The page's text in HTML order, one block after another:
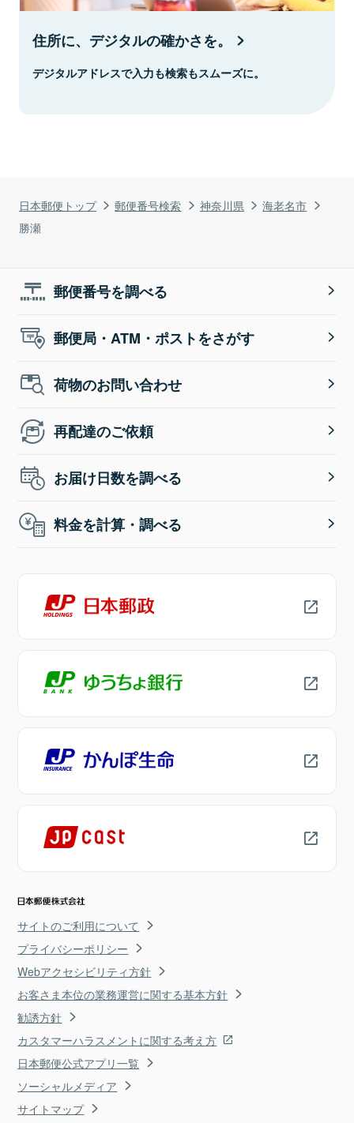
日本郵便トップ 郵便番号検索 神奈川県
海老名市
勝瀬
住所に、デジタルの確かさを。
デジタルアドレスで入力も検索もスムーズに。
郵便番号を調べる
郵便局・ATM・ポストをさがす
荷物のお問い合わせ
再配達のご依頼
お届け日数を調べる
料金を計算・調べる
サイトのご利用について
プライバシーポリシー
Webアクセシビリティ方針
お客さま本位の業務運営に関する基本方針
勧誘方針
カスタマーハラスメントに関する考え方
日本郵便公式アプリ一覧
ソーシャルメディア
サイトマップ